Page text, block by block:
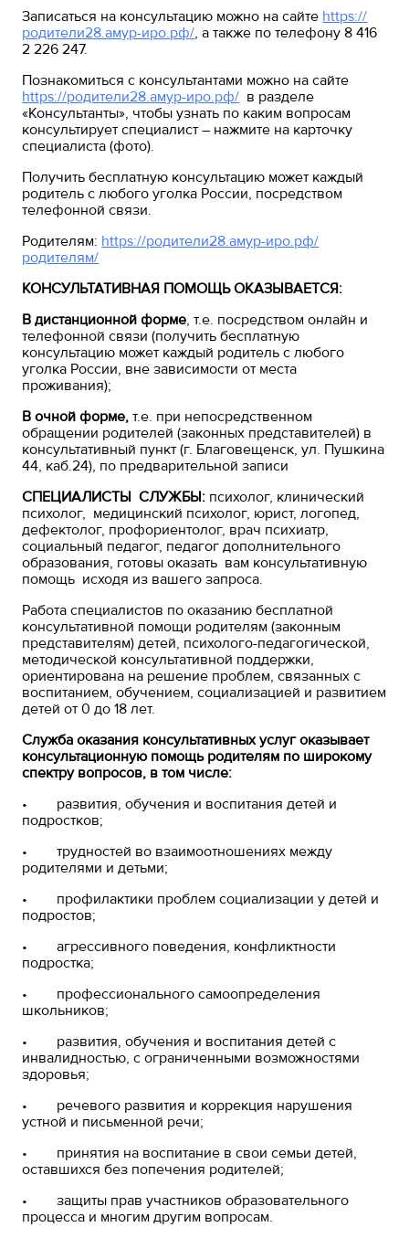
Записаться на консультацию можно на сайте https://
родители28.амур-иро.рф/, а также по телефону 8 416
2 226 247.
Познакомиться с консультантами можно на сайте
https://родители28.амур-иро.рф/ в разделе
«Консультанты», чтобы узнать по каким вопросам
консультирует специалист – нажмите на карточку
специалиста (фото).
Получить бесплатную консультацию может каждый
родитель с любого уголка России, посредством
телефонной связи.
Родителям: https://родители28.амур-иро.рф/
родителям/
КОНСУЛЬТАТИВНАЯ ПОМОЩЬ ОКАЗЫВАЕТСЯ:
В дистанционной форме, т.е. посредством онлайн и
телефонной связи (получить бесплатную
консультацию может каждый родитель с любого
уголка России, вне зависимости от места
проживания);
В очной форме, т.е. при непосредственном
обращении родителей (законных представителей) в
консультативный пункт (г. Благовещенск, ул. Пушкина
44, каб.24), по предварительной записи
СПЕЦИАЛИСТЫ СЛУЖБЫ: психолог, клинический
психолог, медицинский психолог, юрист, логопед,
дефектолог, профориентолог, врач психиатр,
социальный педагог, педагог дополнительного
образования, готовы оказать вам консультативную
помощь исходя из вашего запроса.
Работа специалистов по оказанию бесплатной
консультативной помощи родителям (законным
представителям) детей, психолого-педагогической,
методической консультативной поддержки,
ориентирована на решение проблем, связанных с
воспитанием, обучением, социализацией и развитием
детей от 0 до 18 лет.
Служба оказания консультативных услуг оказывает
консультационную помощь родителям по широкому
спектру вопросов, в том числе:
• развития, обучения и воспитания детей и
подростков;
• трудностей во взаимоотношениях между
родителями и детьми;
• профилактики проблем социализации у детей и
подростов;
• агрессивного поведения, конфликтности
подростка;
• профессионального самоопределения
школьников;
• развития, обучения и воспитания детей с
инвалидностью, с ограниченными возможностями
здоровья;
• речевого развития и коррекция нарушения
устной и письменной речи;
• принятия на воспитание в свои семьи детей,
оставшихся без попечения родителей;
• защиты прав участников образовательного
процесса и многим другим вопросам.